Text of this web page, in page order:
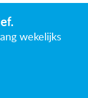
wekelijks